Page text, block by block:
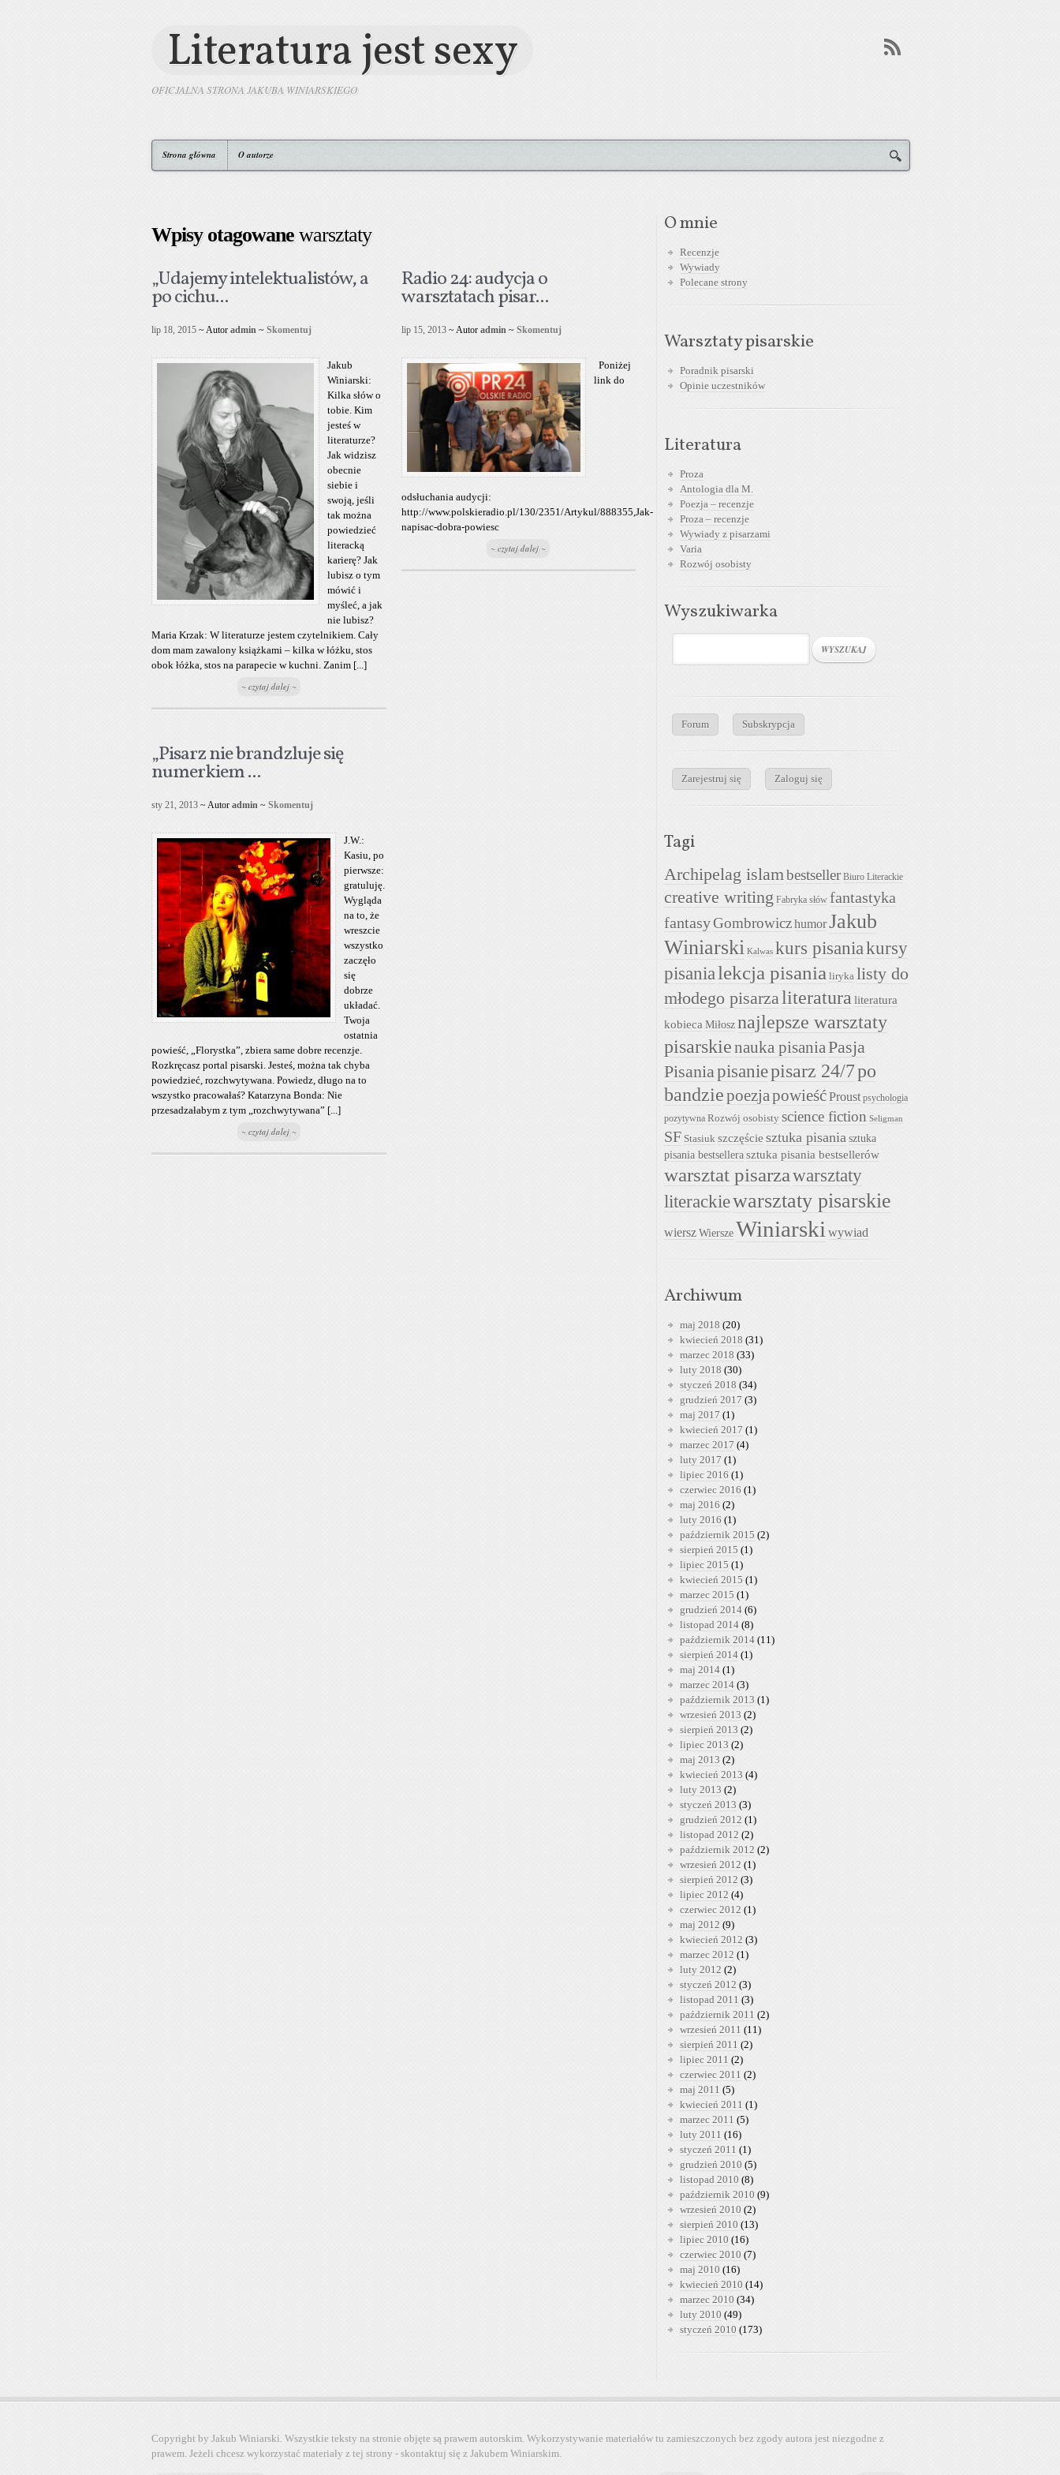
Literatura jest sexy
OFICJALNA STRONA JAKUBA WINIARSKIEGO
Strona główna O autorze
Wpisy otagowanewarsztaty
„Udajemy intelektualistów, a
po cichu...
lip 18, 2015 ~ Autor admin ~ Skomentuj
Jakub
Winiarski:
Kilka słów o
tobie. Kim
jesteś w
literaturze?
Jak widzisz
obecnie
siebie i
swoją, jeśli
tak można
powiedzieć
literacką
karierę? Jak
lubisz o tym
mówić i
myśleć, a jak
nie lubisz?
Maria Krzak: W literaturze jestem czytelnikiem. Cały
dom mam zawalony książkami – kilka w łóżku, stos
obok łóżka, stos na parapecie w kuchni. Zanim [...]
~ czytaj dalej ~
Radio 24: audycja o
warsztatach pisar...
lip 15, 2013 ~ Autor admin ~ Skomentuj
Poniżej
link do
odsłuchania audycji:
http://www.polskieradio.pl/130/2351/Artykul/888355,Jak-
napisac-dobra-powiesc
~ czytaj dalej ~
„Pisarz nie brandzluje się
numerkiem ...
sty 21, 2013 ~ Autor admin ~ Skomentuj
J.W.:
Kasiu, po
pierwsze:
gratuluję.
Wygląda
na to, że
wreszcie
wszystko
zaczęło
się
dobrze
układać.
Twoja
ostatnia
powieść, „Florystka”, zbiera same dobre recenzje.
Rozkręcasz portal pisarski. Jesteś, można tak chyba
powiedzieć, rozchwytywana. Powiedz, długo na to
wszystko pracowałaś? Katarzyna Bonda: Nie
przesadzałabym z tym „rozchwytywana” [...]
~ czytaj dalej ~
O mnie
Recenzje
Wywiady
Polecane strony
Warsztaty pisarskie
Poradnik pisarski
Opinie uczestników
Literatura
Proza
Antologia dla M.
Poezja – recenzje
Proza – recenzje
Wywiady z pisarzami
Varia
Rozwój osobisty
Wyszukiwarka
Forum Subskrypcja
Zarejestruj się Zaloguj się
Tagi
Archipelag islambestseller Biuro Literackie
creative writing Fabryka słów fantastyka
fantasyGombrowiczhumorJakub
Winiarski Kalwas kurs pisaniakursy
pisanialekcja pisania liryka listy do
młodego pisarzaliteratura literatura
kobieca Miłosz najlepsze warsztaty
pisarskienauka pisaniaPasja
Pisaniapisaniepisarz 24/7po
bandziepoezjapowieśćProust psychologia
pozytywna Rozwój osobisty science fiction Seligman
SF Stasiuk szczęście sztuka pisania sztuka
pisania bestsellera sztuka pisania bestsellerów
warsztat pisarzawarsztaty
literackiewarsztaty pisarskie
wierszWierszeWiniarski wywiad
Archiwum
maj 2018 (20)
kwiecień 2018 (31)
marzec 2018 (33)
luty 2018 (30)
styczeń 2018 (34)
grudzień 2017 (3)
maj 2017 (1)
kwiecień 2017 (1)
marzec 2017 (4)
luty 2017 (1)
lipiec 2016 (1)
czerwiec 2016 (1)
maj 2016 (2)
luty 2016 (1)
październik 2015 (2)
sierpień 2015 (1)
lipiec 2015 (1)
kwiecień 2015 (1)
marzec 2015 (1)
grudzień 2014 (6)
listopad 2014 (8)
październik 2014 (11)
sierpień 2014 (1)
maj 2014 (1)
marzec 2014 (3)
październik 2013 (1)
wrzesień 2013 (2)
sierpień 2013 (2)
lipiec 2013 (2)
maj 2013 (2)
kwiecień 2013 (4)
luty 2013 (2)
styczeń 2013 (3)
grudzień 2012 (1)
listopad 2012 (2)
październik 2012 (2)
wrzesień 2012 (1)
sierpień 2012 (3)
lipiec 2012 (4)
czerwiec 2012 (1)
maj 2012 (9)
kwiecień 2012 (3)
marzec 2012 (1)
luty 2012 (2)
styczeń 2012 (3)
listopad 2011 (3)
październik 2011 (2)
wrzesień 2011 (11)
sierpień 2011 (2)
lipiec 2011 (2)
czerwiec 2011 (2)
maj 2011 (5)
kwiecień 2011 (1)
marzec 2011 (5)
luty 2011 (16)
styczeń 2011 (1)
grudzień 2010 (5)
listopad 2010 (8)
październik 2010 (9)
wrzesień 2010 (2)
sierpień 2010 (13)
lipiec 2010 (16)
czerwiec 2010 (7)
maj 2010 (16)
kwiecień 2010 (14)
marzec 2010 (34)
luty 2010 (49)
styczeń 2010 (173)
Copyright by Jakub Winiarski. Wszystkie teksty na stronie objęte są prawem autorskim. Wykorzystywanie materiałów tu zamieszczonych bez zgody autora jest niezgodne z
prawem. Jeżeli chcesz wykorzystać materiały z tej strony - skontaktuj się z Jakubem Winiarskim.